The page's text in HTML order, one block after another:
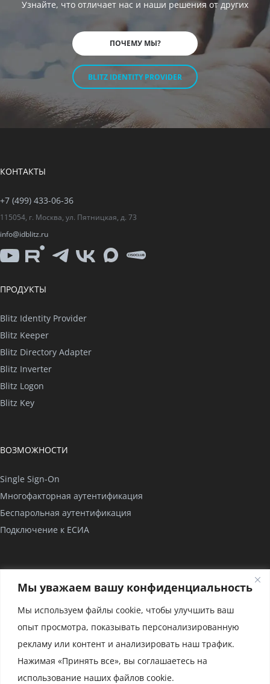
Мы уважаем вашу конфиденциальность
Мы используем файлы cookie, чтобы улучшить ваш
опыт просмотра, показывать персонализированную
рекламу или контент и анализировать наш трафик.
Нажимая «Принять все», вы соглашаетесь на
использование наших файлов cookie.
Узнайте, что отличает нас и наши решения от других
ПОЧЕМУ МЫ?
BLITZ IDENTITY PROVIDER
КОНТАКТЫ
+7 (499) 433-06-36
115054, г. Москва, ул. Пятницкая, д. 73
info@idblitz.ru
YouTubeRutubeTelegram
VK Max
CISO
ПРОДУКТЫ
Blitz Identity Provider
Blitz Keeper
Blitz Directory Adapter
Blitz Inverter
Blitz Logon
Blitz Key
ВОЗМОЖНОСТИ
Single Sign-On
Многофакторная аутентификация
Беспарольная аутентификация
Подключение к ЕСИА
О нас
Сертификаты